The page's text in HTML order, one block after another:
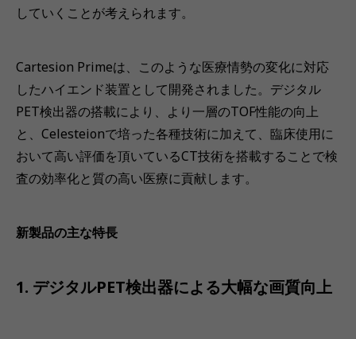
していくことが考えられます。
Cartesion Primeは、このような医療情勢の変化に対応
したハイエンド装置として開発されました。デジタル
PET検出器の搭載により、より一層のTOF性能の向上
と、Celesteionで培った各種技術に加えて、臨床使用に
おいて高い評価を頂いているCT技術を搭載することで検
査の効率化と質の高い医療に貢献します。
新製品の主な特長
1. デジタルPET検出器による大幅な画質向上